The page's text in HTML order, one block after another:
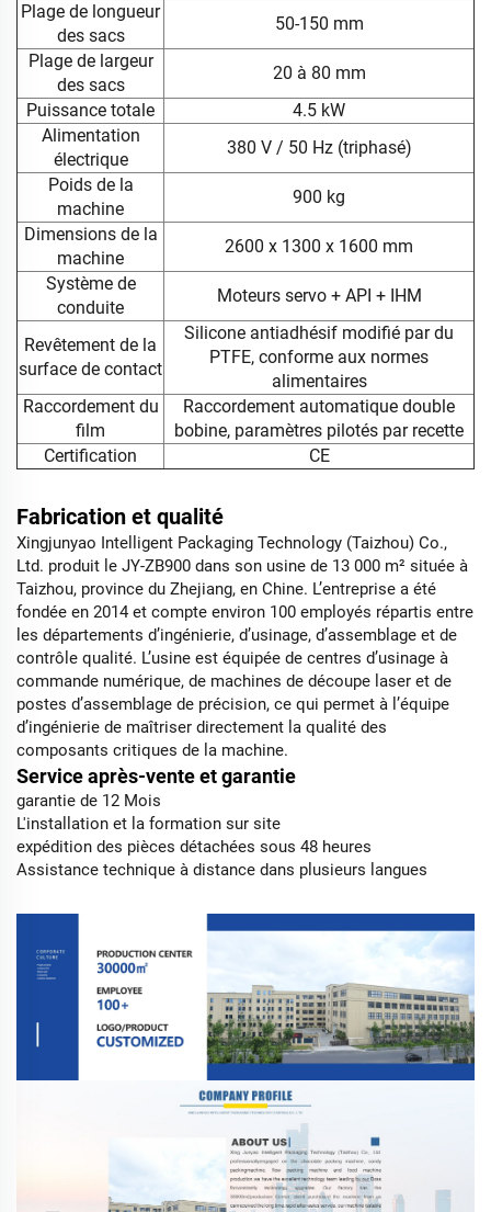
Plage de longueur
des sacs
50-150 mm
Plage de largeur
des sacs
20 à 80 mm
Puissance totale
4.5 kW
Alimentation
électrique
380 V / 50 Hz (triphasé)
Poids de la
machine
900 kg
Dimensions de la
machine
2600 x 1300 x 1600 mm
Système de
conduite
Moteurs servo + API + IHM
Revêtement de la
surface de contact
Silicone antiadhésif modifié par du
PTFE, conforme aux normes
alimentaires
Raccordement du
film
Raccordement automatique double
bobine, paramètres pilotés par recette
Certification
CE
Fabrication et qualité
Xingjunyao Intelligent Packaging Technology (Taizhou) Co.,
Ltd. produit le JY-ZB900 dans son usine de 13 000 m² située à
Taizhou, province du Zhejiang, en Chine. L’entreprise a été
fondée en 2014 et compte environ 100 employés répartis entre
les départements d’ingénierie, d’usinage, d’assemblage et de
contrôle qualité. L’usine est équipée de centres d’usinage à
commande numérique, de machines de découpe laser et de
postes d’assemblage de précision, ce qui permet à l’équipe
d’ingénierie de maîtriser directement la qualité des
composants critiques de la machine.
Service après-vente et garantie
garantie de 12 Mois
L'installation et la formation sur site
expédition des pièces détachées sous 48 heures
Assistance technique à distance dans plusieurs langues